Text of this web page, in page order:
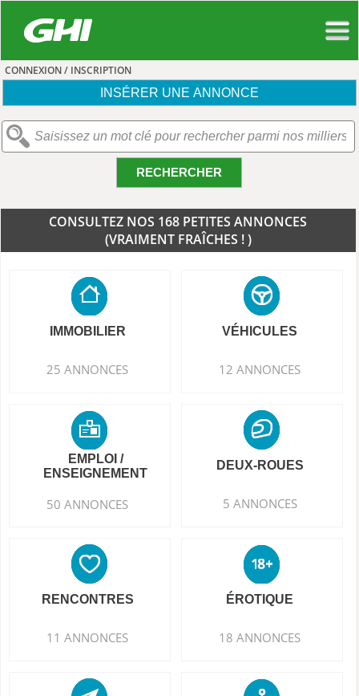
CONNEXION / INSCRIPTION
CONSULTEZ NOS 168 PETITES ANNONCES
(VRAIMENT FRAÎCHES ! )
IMMOBILIER
25 ANNONCES
VÉHICULES
12 ANNONCES
EMPLOI /
ENSEIGNEMENT
50 ANNONCES
DEUX-ROUES
5 ANNONCES
RENCONTRES
11 ANNONCES
ÉROTIQUE
18 ANNONCES
INSÉRER UNE ANNONCE
RECHERCHER